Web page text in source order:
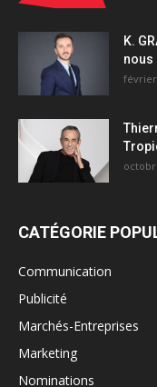
K.
nous
février
CATÉGORIE
Communication
Publicité
Marchés-Entreprises
Marketing
Nominations